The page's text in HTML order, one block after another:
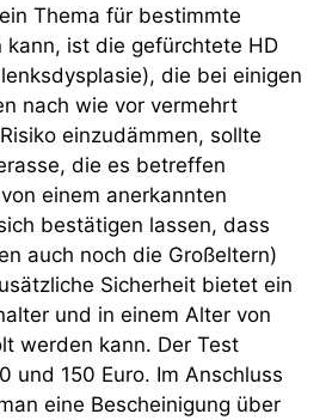
Thema für bestimmte
kann, ist die gefürchtete HD
die bei einigen
nach wie vor vermehrt
einzudämmen, sollte
die es betreffen
einem anerkannten
bestätigen lassen, dass
auch noch die Großeltern)
Sicherheit bietet ein
und in einem Alter von
werden kann. Der Test
und 150 Euro. Im Anschluss
eine Bescheinigung über